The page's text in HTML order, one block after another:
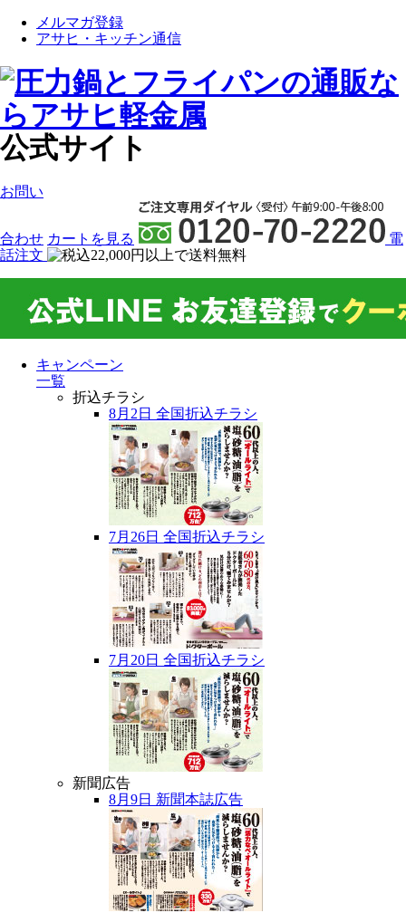
メルマガ登録
アサヒ・キッチン通信
公式サイト
お問い
合わせ カート を見る
電
話注文
キャンペーン
一覧
折込チラシ
8月2日 全国折込チラシ
7月26日 全国折込チラシ
7月20日 全国折込チラシ
新聞広告
8月9日 新聞本誌広告